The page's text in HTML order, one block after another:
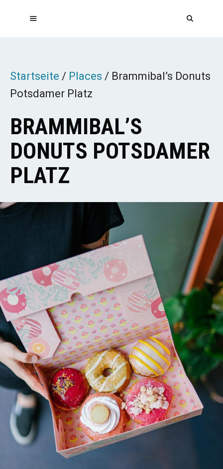
Startseite / Places / Brammibal’s Donuts
Potsdamer Platz
BRAMMIBAL’S
DONUTS POTSDAMER
PLATZ